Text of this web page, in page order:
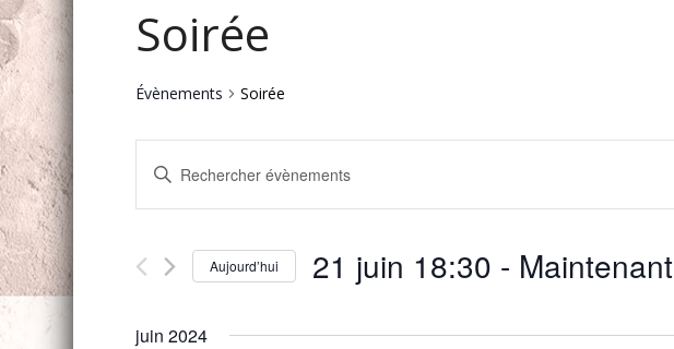
Soirée
Évènements Soirée
Recherche
et
navigation
de
vues
Évènements
Saisir
mot-
clé.
Évènements
par
Aujourd’hui 21 juin 18:30 - Maintenant
juin 2024